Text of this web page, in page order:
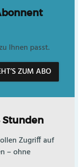
Ihnen passt.
ZUM ABO
Zugriff auf
– ohne